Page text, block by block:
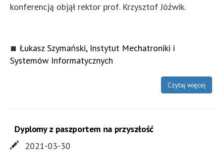
konferencją objął rektor prof. Krzysztof Jóźwik.
Łukasz Szymański, Instytut Mechatroniki i
Systemów Informatycznych
Czytaj więcej
Dyplomy z paszportem na przyszłość
2021-03-30